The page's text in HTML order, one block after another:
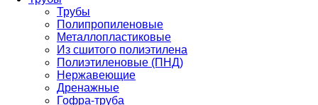
Трубы
Полипропиленовые
Металлопластиковые
Из сшитого полиэтилена
Полиэтиленовые (ПНД)
Нержавеющие
Дренажные
Гофра-труба